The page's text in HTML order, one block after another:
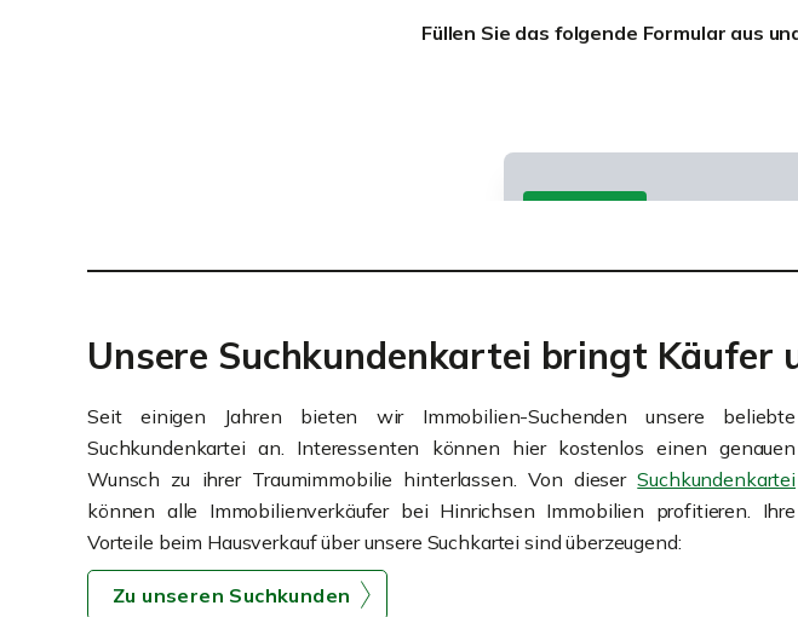
Füllen Sie das folgende Formular aus
Unsere Suchkundenkartei bringt Käufer
Seit einigen Jahren bieten wir Immobilien-Suchenden unsere beliebte
Suchkundenkartei an. Interessenten können hier kostenlos einen genauen
Wunsch zu ihrer Traumimmobilie hinterlassen. Von dieserSuchkundenkartei
können alle Immobilienverkäufer bei Hinrichsen Immobilien profitieren. Ihre
Vorteile beim Hausverkauf über unsere Suchkartei sind überzeugend:
Zu unseren Suchkunden